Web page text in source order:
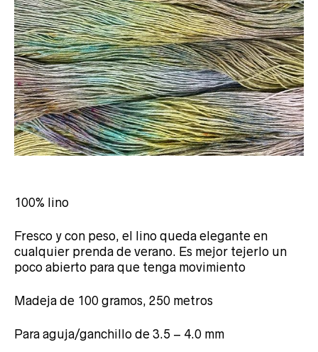
100% lino
Fresco y con peso, el lino queda elegante en
cualquier prenda de verano. Es mejor tejerlo un
poco abierto para que tenga movimiento
Madeja de 100 gramos, 250 metros
Para aguja/ganchillo de 3.5 – 4.0 mm